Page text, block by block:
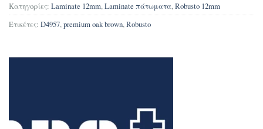
Κατηγορίες: Laminate 12mm,Laminate πάτωματα,Robusto 12mm
Ετικέτες: D4957,premium oak brown,Robusto